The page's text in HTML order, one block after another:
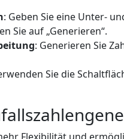
: Geben Sie eine Unter-
Sie auf „Generieren“.
: Generieren Sie
Sie die